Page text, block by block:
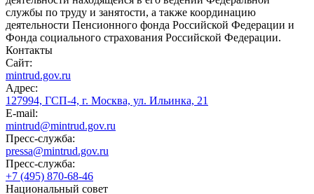
службы по труду и занятости, а также координацию
деятельности Пенсионного фонда Российской Федерации и
Фонда социального страхования Российской Федерации.
Контакты
Сайт:
mintrud.gov.ru
Адрес:
127994, ГСП-4, г. Москва, ул. Ильинка, 21
E-mail:
mintrud@mintrud.gov.ru
Пресс-служба:
pressa@mintrud.gov.ru
Пресс-служба:
+7 (495) 870-68-46
Национальный совет